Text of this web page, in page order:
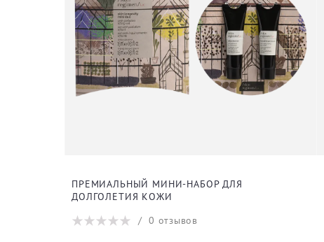
ПРЕМИАЛЬНЫЙ МИНИ-НАБОР ДЛЯ
ДОЛГОЛЕТИЯ КОЖИ
/0 отзывов